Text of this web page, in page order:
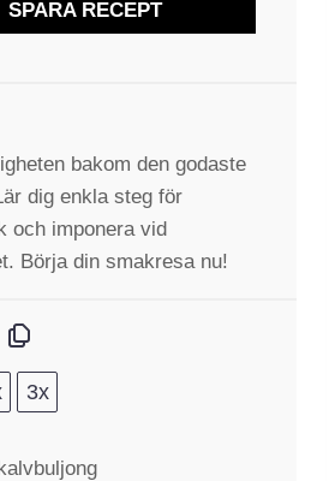
SPARA RECEPT
bakom den godaste
dig enkla steg för
och imponera vid
Börja din smakresa nu!
3x